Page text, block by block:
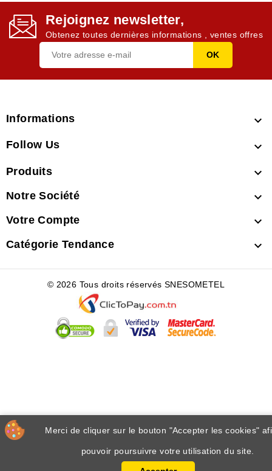
Rejoignez newsletter,
Obtenez toutes dernières informations , ventes offres
Informations 
Follow Us 
Produits 
Notre Société 
Votre Compte 
Catégorie Tendance 
Merci de cliquer sur le bouton "Accepter les cookies"
pouvoir poursuivre votre utilisation du site.
© 2026 Tous droits réservés SNESOMETEL